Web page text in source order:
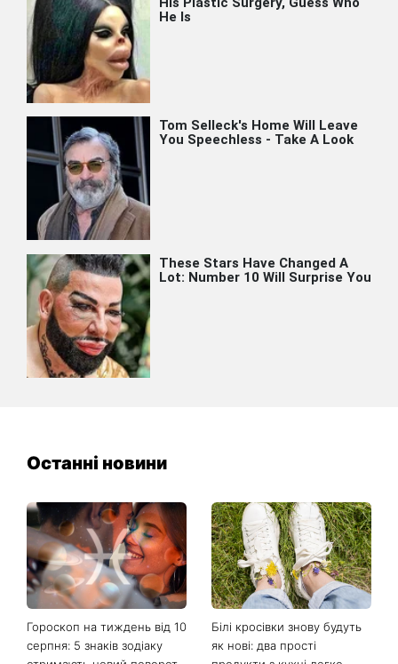
Останні новини
Гороскоп на тиждень від 10
серпня: 5 знаків зодіаку
Білі кросівки знову будуть
як нові: два прості